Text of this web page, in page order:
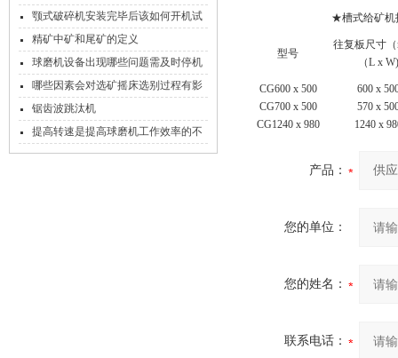
总
颚式破碎机安装完毕后该如何开机试
运转
精矿中矿和尾矿的定义
球磨机设备出现哪些问题需及时停机
哪些因素会对选矿摇床选别过程有影
响
锯齿波跳汰机
提高转速是提高球磨机工作效率的不
二法则
★槽式给矿
型号
往复板尺寸
（L x W)
CG600 x 500
600 x
CG700 x 500
570 x
CG1240 x 980
1240 x
产品：
您的单位：
您的姓名：
联系电话：